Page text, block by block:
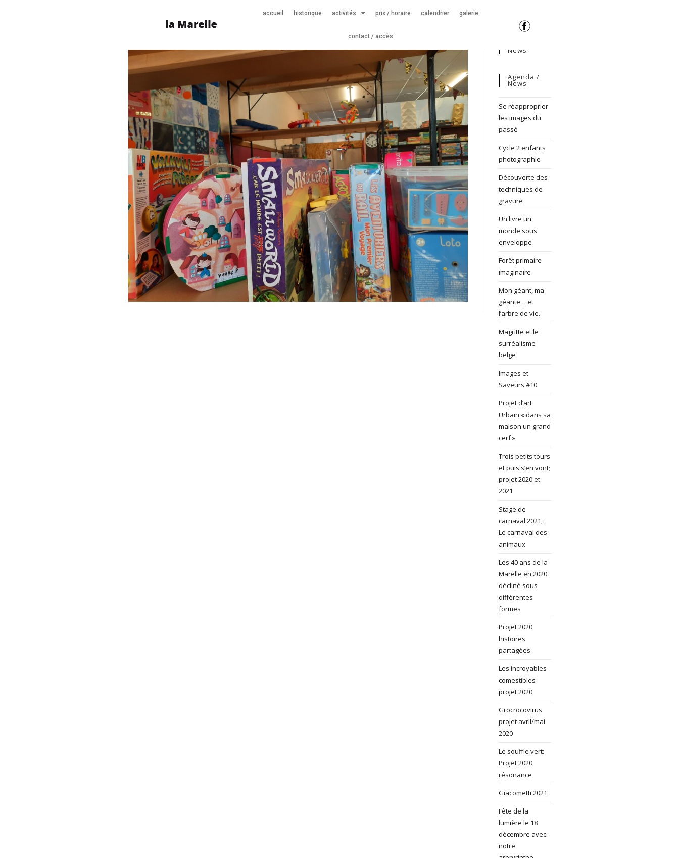
accueil historique activités prix / horaire calendrier galerie
contact / accès
News
Agenda /
News
Se réapproprier
les images du
passé
Cycle 2 enfants
photographie
Découverte des
techniques de
gravure
Un livre un
monde sous
enveloppe
Forêt primaire
imaginaire
Mon géant, ma
géante… et
l’arbre de vie.
Magritte et le
surréalisme
belge
Images et
Saveurs #10
Projet d’art
Urbain « dans sa
maison un grand
cerf »
Trois petits tours
et puis s’en vont;
projet 2020 et
2021
Stage de
carnaval 2021;
Le carnaval des
animaux
Les 40 ans de la
Marelle en 2020
décliné sous
différentes
formes
Projet 2020
histoires
partagées
Les incroyables
comestibles
projet 2020
Grocrocovirus
projet avril/mai
2020
Le souffle vert:
Projet 2020
résonance
Giacometti 2021
Fête de la
lumière le 18
décembre avec
notre